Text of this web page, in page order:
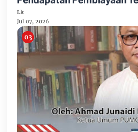
Juta
Lk
Jul 07, 2026